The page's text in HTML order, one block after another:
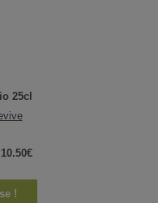
25cl
10.50€
!